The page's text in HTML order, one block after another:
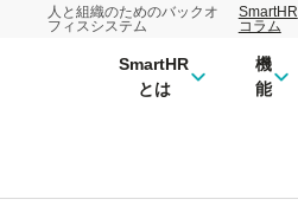
人と組織のためのバックオ
フィスシステム
SmartHR
コラム
SmartHR
とは
機
能